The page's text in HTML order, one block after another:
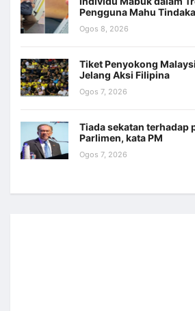
Pengguna Mahu
Ogos 8, 2026
Tiket Penyokong
Jelang Aksi Filipina
Ogos 7, 2026
Tiada sekatan terhadap
Parlimen, kata PM
Ogos 7, 2026